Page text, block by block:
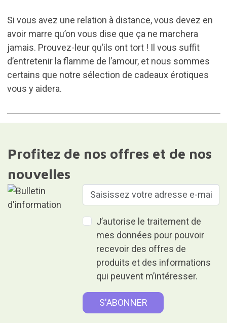
Si vous avez une relation à distance, vous devez en
avoir marre qu’on vous dise que ça ne marchera
jamais. Prouvez-leur qu’ils ont tort ! Il vous suffit
d’entretenir la flamme de l’amour, et nous sommes
certains que notre sélection de cadeaux érotiques
vous y aidera.
Profitez de nos offres et de nos
nouvelles
J’autorise le traitement de
mes données pour pouvoir
recevoir des offres de
produits et des informations
qui peuvent m’intéresser.